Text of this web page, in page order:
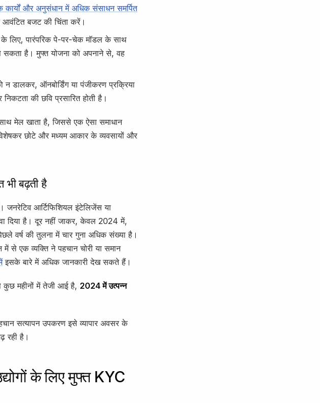
कार्यों और अनुसंधान में अधिक संसाधन समर्पित
बजट की चिंता करें।
के लिए, पारंपरिक पे-पर-चेक मॉडल के साथ
सकता है। मुफ्त योजना को अपनाने से, वह
न डालकर, ऑनबोर्डिंग या पंजीकरण प्रक्रिया
की छवि प्रसारित होती है।
मेल खाता है, जिससे एक ऐसा समाधान
छोटे और मध्यम आकार के व्यवसायों और
भी बढ़ती है
जनरेटिव आर्टिफिशियल इंटेलिजेंस या
दिया है। दूर नहीं जाकर, केवल 2024 में,
वर्ष की तुलना में चार गुना अधिक संख्या है।
से एक व्यक्ति ने पहचान चोरी या समान
इसके बारे में अधिक जानकारी देख सकते हैं।
कुछ महीनों में तेजी आई है, 2024 में उत्पन्न
सत्यापन उपकरण इसे व्यापार अवसर के
रही है।
के लिए मुफ्त KYC